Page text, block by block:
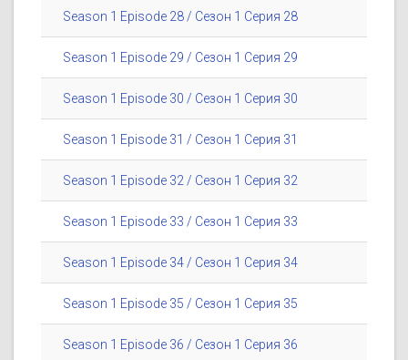
Season 1 Episode 28 / Сезон 1 Серия 28
Season 1 Episode 29 / Сезон 1 Серия 29
Season 1 Episode 30 / Сезон 1 Серия 30
Season 1 Episode 31 / Сезон 1 Серия 31
Season 1 Episode 32 / Сезон 1 Серия 32
Season 1 Episode 33 / Сезон 1 Серия 33
Season 1 Episode 34 / Сезон 1 Серия 34
Season 1 Episode 35 / Сезон 1 Серия 35
Season 1 Episode 36 / Сезон 1 Серия 36